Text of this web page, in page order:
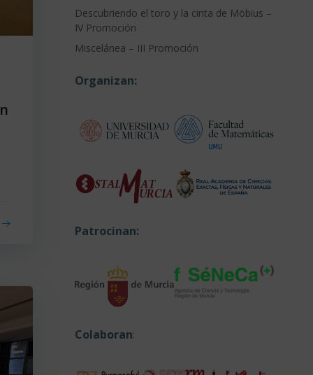
Descubriendo el toro y la cinta de Möbius –
IV Promoción
Miscelánea – III Promoción
Organizan:
Patrocinan:
Colaboran: